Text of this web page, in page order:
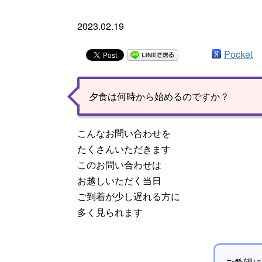
2023.02.19
Pocket
夕食は何時から始めるのですか？
こんなお問い合わせを
たくさんいただきます
このお問い合わせは
お越しいただく当日
ご到着が少し遅れる方に
多く見られます